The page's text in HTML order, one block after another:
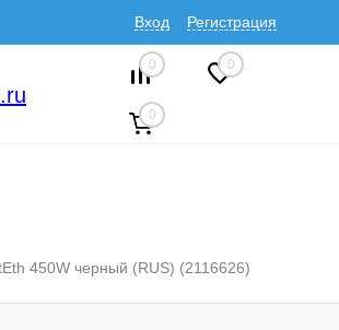
Вход Регистрация
0 0
0
450W черный (RUS) (2116626)